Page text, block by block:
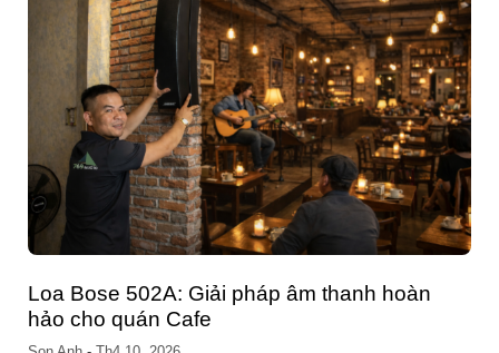
Tư vấn chọn cấu hình PC cho sinh viên học
CNTT: Đừng chi tiền sai chỗ